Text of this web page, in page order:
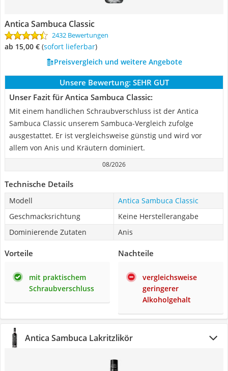
Antica Sambuca Classic
2432 Bewertungen
ab 15,00 € ( Sofort lieferbar)
Preisvergleich und weitere Angebote
Unsere Bewertung: SEHR GUT
Unser Fazit für Antica Sambuca Classic:
Mit einem handlichen Schraubverschluss ist der Antica
Sambuca Classic unserem Sambuca-Vergleich zufolge
ausgestattet. Er ist vergleichsweise günstig und wird vor
allem von Anis und Kräutern dominiert.
08/2026
Technische Details
Modell
Antica Sambuca Classic
Geschmacksrichtung
Keine Herstellerangabe
Dominierende Zutaten
Anis
Vorteile
mit praktischem
Schraubverschluss
Nachteile
vergleichsweise
geringerer
Alkoholgehalt
Antica Sambuca Lakritzlikör